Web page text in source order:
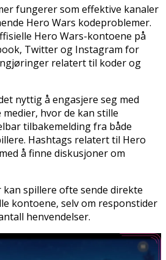
fungerer som effektive kanaler
Hero Wars kodeproblemer.
Hero Wars-kontoene på
Twitter og Instagram for
relatert til koder og
nyttig å engasjere seg med
hvor de kan stille
tilbakemelding fra både
Hashtags relatert til Hero
å finne diskusjoner om
kan spillere ofte sende direkte
kontoene, selv om responstider
henvendelser.